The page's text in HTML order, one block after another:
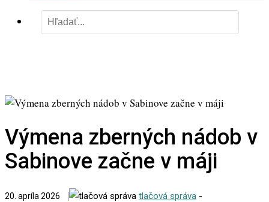
Výmena zberných nádob v
Sabinove začne v máji
20. apríla 2026 tlačová správa -